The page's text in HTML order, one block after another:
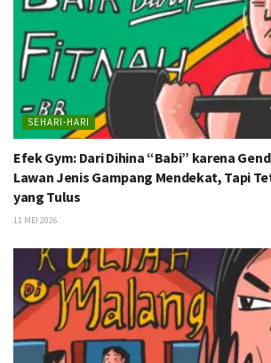
SEHARI-HARI
Efek Gym: Dari Dihina “Babi” karena
Lawan Jenis Gampang Mendekat, Tapi
yang Tulus
11 MEI 2026